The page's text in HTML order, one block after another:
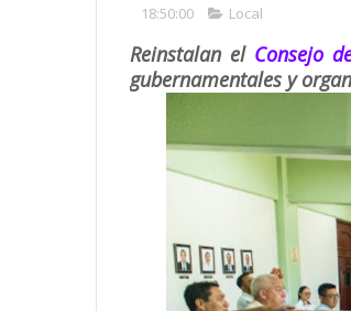
18:50:00 Local
Reinstalan el Consejo
gubernamentales y